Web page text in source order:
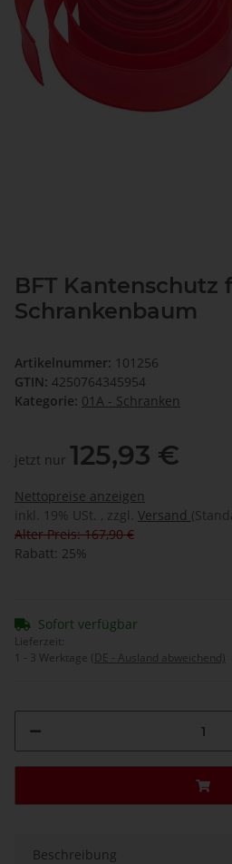
BFT Kantenschutz
Schrankenbaum
Artikelnummer: 101256
GTIN: 4250764345954
Kategorie: 01A - Schranken
jetzt nur 125,93 €
Nettopreise anzeigen
inkl. 19% USt. , zzgl. Versand
Alter Preis: 167,90 €
Rabatt: 25%
Sofort verfügbar
Lieferzeit:
1 - 3 Werktage (DE - Ausland abweichend)
Beschreibung